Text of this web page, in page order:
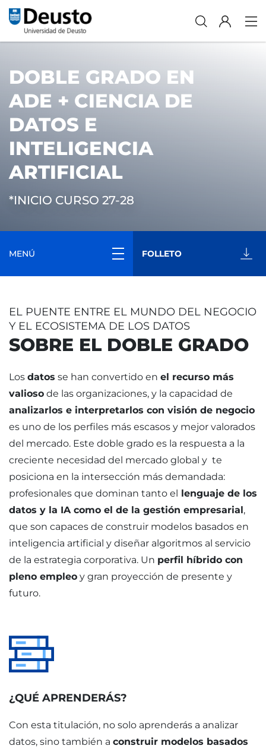
DOBLE GRADO EN
ADE + CIENCIA DE
DATOS E
INTELIGENCIA
ARTIFICIAL
*INICIO CURSO 27-28
MENÚ FOLLETO
EL PUENTE ENTRE EL MUNDO DEL NEGOCIO
Y EL ECOSISTEMA DE LOS DATOS
SOBRE EL DOBLE GRADO
Los datos se han convertido en el recurso más
valioso de las organizaciones, y la capacidad de
analizarlos e interpretarlos con visión de negocio
es uno de los perfiles más escasos y mejor valorados
del mercado. Este doble grado es la respuesta a la
creciente necesidad del mercado global y te
posiciona en la intersección más demandada:
profesionales que dominan tanto el lenguaje de los
datos y la IA como el de la gestión empresarial,
que son capaces de construir modelos basados en
inteligencia artificial y diseñar algoritmos al servicio
de la estrategia corporativa. Un perfil híbrido con
pleno empleo y gran proyección de presente y
futuro.
¿QUÉ APRENDERÁS?
Con esta titulación, no solo aprenderás a analizar
datos, sino también a construir modelos basados